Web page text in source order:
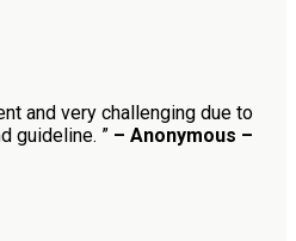
and very challenging due to
guideline. ” – Anonymous –